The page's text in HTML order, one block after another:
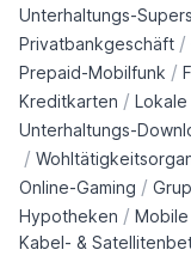
Unterhaltungs-
Privatbankgeschäft /
Prepaid-Mobilfunk /
Kreditkarten /
Unterhaltungs-
/
Online-Gaming /
Hypotheken /
Kabel- &